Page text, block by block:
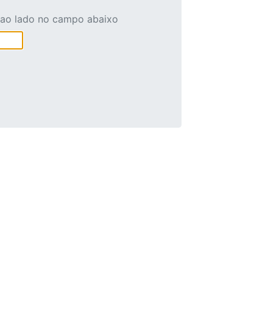
lado no campo abaixo